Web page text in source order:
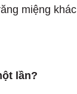
miệng
lần?